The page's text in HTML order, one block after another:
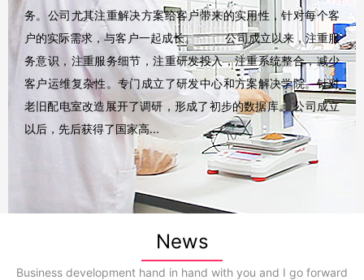
务。公司尤其注重解决方案给客户带来的实用性，针对每个客
户的实际需求，与客户一起成长。 公司成立以来，注重服
务意识，注重服务细节，注重研发投入，注重系统整合，减少
客户运维复杂性。专门成立了研发中心和方案解决学院。针对
老旧配电室改造展开了调研，形成了初步的数据库。 公司成立
以后，先后获得了国家高...
News
Business development hand in hand with you and I go forward